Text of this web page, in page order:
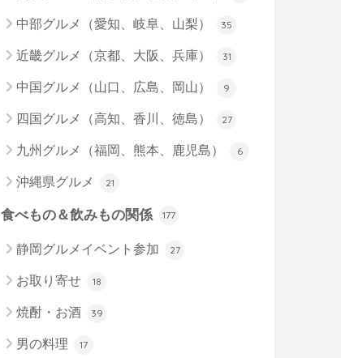
中部グルメ（愛知、岐阜、山梨） 35
近畿グルメ（京都、大阪、兵庫） 31
中国グルメ（山口、広島、岡山） 9
四国グルメ（高知、香川、徳島） 27
九州グルメ（福岡、熊本、鹿児島） 6
沖縄県グルメ 21
食べもの＆飲みもの関係 177
静岡グルメイベント参加 27
お取り寄せ 18
焼酎・お酒 39
男の料理 17